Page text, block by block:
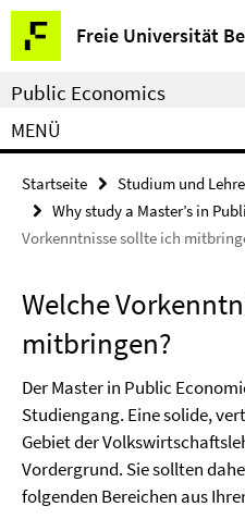
Springe
direkt
zu
Inhalt
Freie Universität
Service-
Navigation
Public Economics
MENÜ
Startseite Studium und Lehre
Why study a Master’s in
Vorkenntnisse sollte ich
Welche
mitbringen?
Der Master in Public
Studiengang. Eine solide,
Gebiet der
Vordergrund. Sie sollten
folgenden Bereichen aus